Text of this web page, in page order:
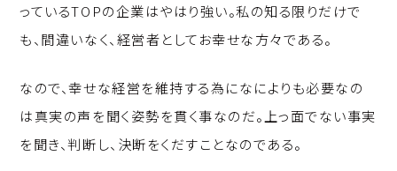
っているTOPの企業はやはり強い。私の知る限りだけで
も、間違いなく、経営者としてお幸せな方々である。
なので、幸せな経営を維持する為になによりも必要なの
は真実の声を聞く姿勢を貫く事なのだ。上っ面でない事実
を聞き、判断し、決断をくだすことなのである。